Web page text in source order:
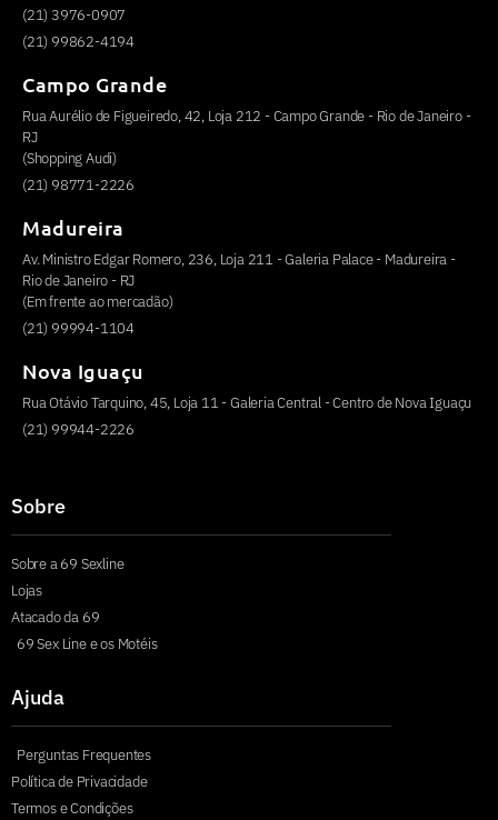
(21) 3976-0907
(21) 99862-4194
Campo Grande
Rua Aurélio de Figueiredo, 42, Loja 212 - Campo Grande - Rio de Janeiro -
RJ
(Shopping Audi)
(21) 98771-2226
Madureira
Av. Ministro Edgar Romero, 236, Loja 211 - Galeria Palace - Madureira -
Rio de Janeiro - RJ
(Em frente ao mercadão)
(21) 99994-1104
Nova Iguaçu
Rua Otávio Tarquino, 45, Loja 11 - Galeria Central - Centro de Nova Iguaçu
(21) 99944-2226
Sobre
Sobre a 69 Sexline
Lojas
Atacado da 69
69 Sex Line e os Motéis
Ajuda
Perguntas Frequentes
Política de Privacidade
Termos e Condições